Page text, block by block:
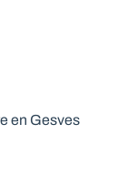
en Gesves